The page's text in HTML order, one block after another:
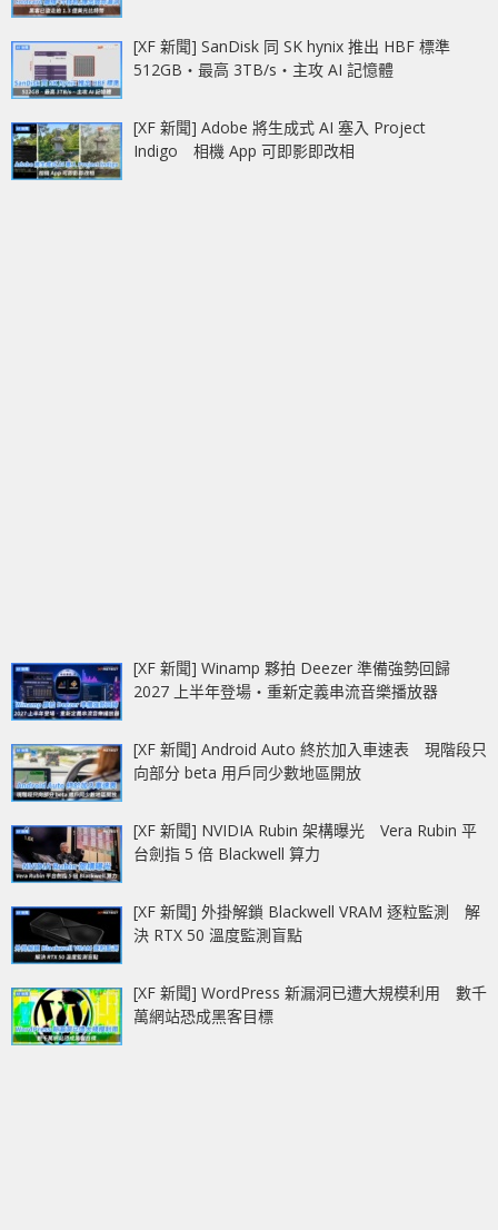
[XF 新聞] SanDisk 同 SK hynix 推出 HBF 標準
512GB‧最高 3TB/s‧主攻 AI 記憶體
[XF 新聞] Adobe 將生成式 AI 塞入 Project
Indigo 相機 App 可即影即改相
[XF 新聞] Winamp 夥拍 Deezer 準備強勢回歸
2027 上半年登場‧重新定義串流音樂播放器
[XF 新聞] Android Auto 終於加入車速表 現階段只
向部分 beta 用戶同少數地區開放
[XF 新聞] NVIDIA Rubin 架構曝光 Vera Rubin 平
台劍指 5 倍 Blackwell 算力
[XF 新聞] 外掛解鎖 Blackwell VRAM 逐粒監測 解
決 RTX 50 溫度監測盲點
[XF 新聞] WordPress 新漏洞已遭大規模利用 數千
萬網站恐成黑客目標